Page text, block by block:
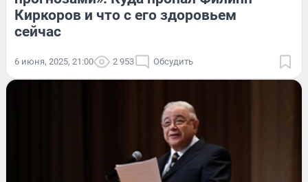
Киркоров и что с его здоровьем
сейчас
6 июня, 2025, 21:00 2 953 Обсудить